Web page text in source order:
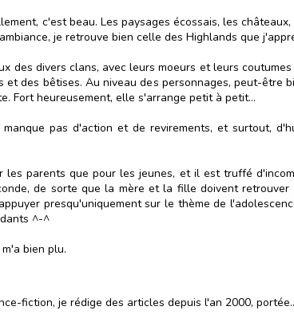
c'est beau. Les paysages écossais, les
je retrouve bien celle des Highlands que
des divers clans, avec leurs moeurs et leurs
des bêtises. Au niveau des personnages, peut-
Fort heureusement, elle s'arrange petit à petit...
pas d'action et de revirements, et surtout,
parents que pour les jeunes, et il est truffé
de sorte que la mère et la fille doivent retrouver
presqu'uniquement sur le thème de
^-^
bien plu.
fiction, je rédige des articles depuis l'an 2000,